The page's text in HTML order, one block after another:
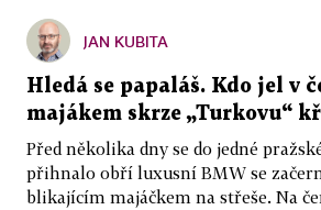
JAN KUBITA
Hledá se papaláš. Kdo jel v
majákem skrze „Turkovu“
Před několika dny se do jedné
přihnalo obří luxusní BMW se
blikajícím majáčkem na střeše. Na